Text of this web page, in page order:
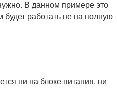
В данном примере это
будет работать не на полную
ни на блоке питания, ни